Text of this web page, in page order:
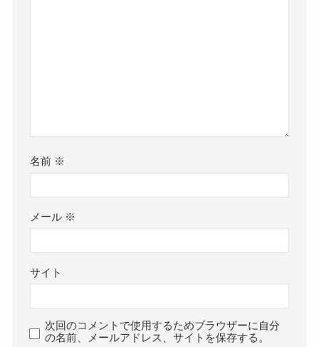
名前 ※
メール ※
サイト
次回のコメントで使用するためブラウザーに自分
の名前、メールアドレス、サイトを保存する。